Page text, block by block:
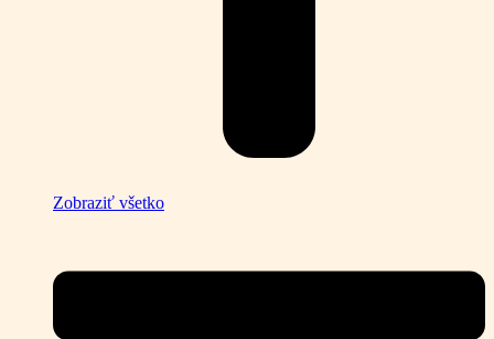
Zobraziť všetko